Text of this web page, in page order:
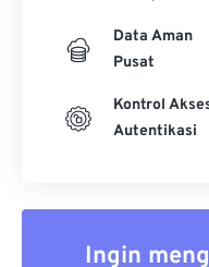
Data Aman
Pusat
Kontrol
Autentikasi
Ingin